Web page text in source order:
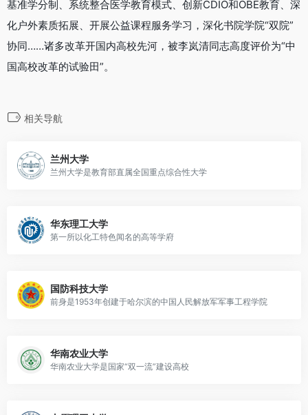
基准学分制、系统整合医学教育模式、创新CDIO和OBE教育、深
化户外素质拓展、开展公益课程服务学习，深化书院学院“双院”
协同……诸多改革开国内高校先河，被李岚清同志高度评价为“中
国高校改革的试验田”。
相关导航
兰州大学
兰州大学是教育部直属全国重点综合性大学
华东理工大学
第一所以化工特色闻名的高等学府
国防科技大学
前身是1953年创建于哈尔滨的中国人民解放军军事工程学院
华南农业大学
华南农业大学是国家“双一流”建设高校